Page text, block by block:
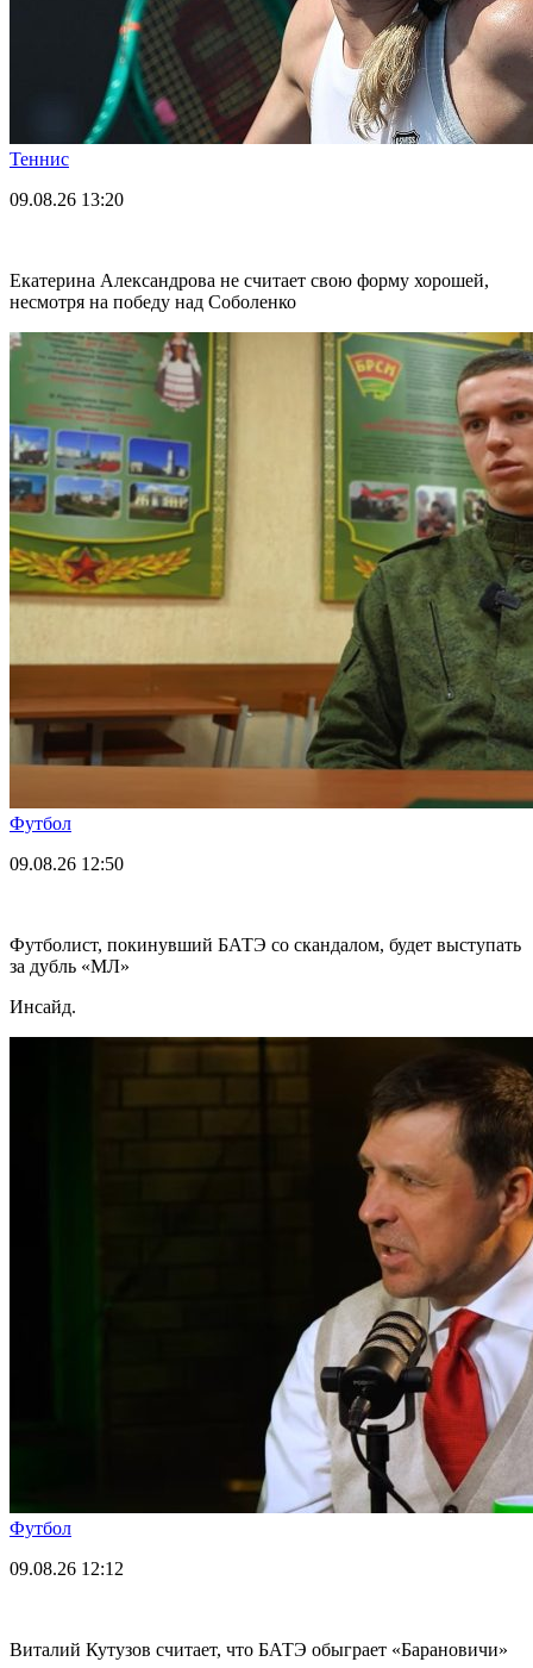
Теннис
09.08.26 13:20
Екатерина Александрова не считает свою форму хорошей,
несмотря на победу над Соболенко
Футбол
09.08.26 12:50
Футболист, покинувший БАТЭ со скандалом, будет выступать
за дубль «МЛ»
Инсайд.
Футбол
09.08.26 12:12
Виталий Кутузов считает, что БАТЭ обыграет «Барановичи»